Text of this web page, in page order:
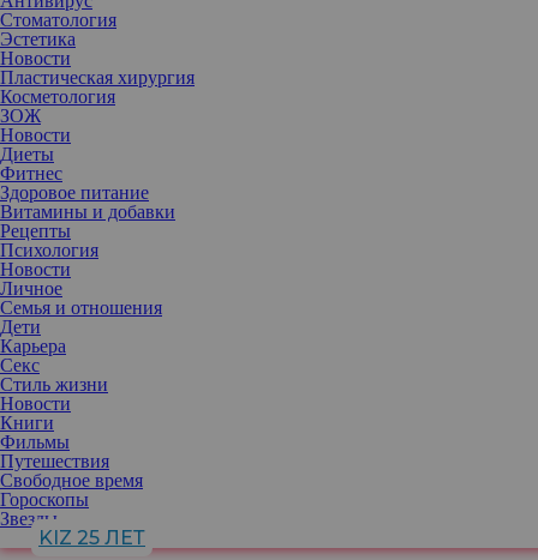
Стоматология
Эстетика
Новости
Пластическая хирургия
Косметология
ЗОЖ
Новости
Диеты
Фитнес
Здоровое питание
Витамины и добавки
Рецепты
Психология
Новости
Личное
Семья и отношения
Дети
Карьера
Секс
Стиль жизни
Новости
Книги
Фильмы
Путешествия
Свободное время
Гороскопы
Звезды
KIZ 25 ЛЕТ
Вот уже год в Сети не затихают обсуждения баталий между
Виктории Бекхэм и ее 27-летней невесткой Николой Пельтц.
Многочисленные попытки примирить два звездных семейства
потерпели крах, а сами участники конфликта давно не
скрывают: мира между ними в ближайшее время ждать не стоит.